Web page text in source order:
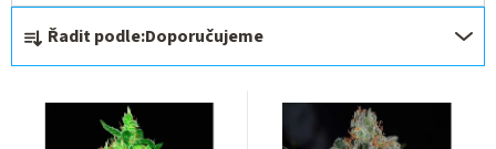
Ř
a
Řadit podle:Doporučujeme